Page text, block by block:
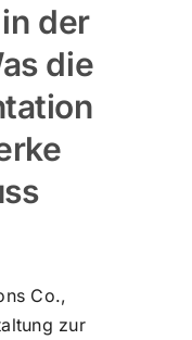
der
die
Co.,
zur